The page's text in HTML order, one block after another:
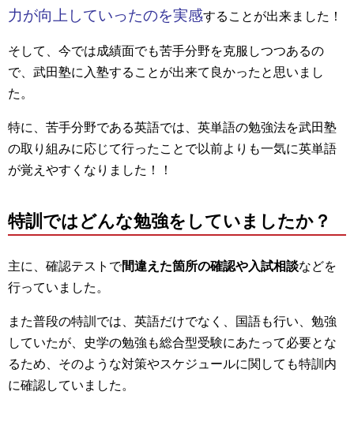
力が向上していったのを実感することが出来ました！
そして、今では成績面でも苦手分野を克服しつつあるの
で、武田塾に入塾することが出来て良かったと思いまし
た。
特に、苦手分野である英語では、英単語の勉強法を武田塾
の取り組みに応じて行ったことで以前よりも一気に英単語
が覚えやすくなりました！！
特訓ではどんな勉強をしていましたか？
主に、確認テストで間違えた箇所の確認や入試相談などを
行っていました。
また普段の特訓では、英語だけでなく、国語も行い、勉強
していたが、史学の勉強も総合型受験にあたって必要とな
るため、そのような対策やスケジュールに関しても特訓内
に確認していました。